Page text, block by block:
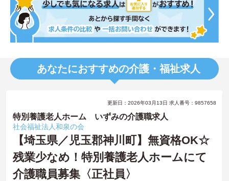
あなたにおすすめの介護・福祉求人
更新日：2026年03月13日 求人番号：9857658
特別養護老人ホーム いずみの介護職求人
社会福祉法人和泉の会
【埼玉県／児玉郡神川町】無資格OK☆
残業少なめ！特別養護老人ホームにて
介護職員募集〈正社員〉